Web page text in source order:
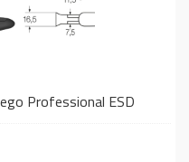
Professional ESD